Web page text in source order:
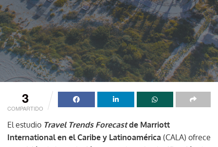
3
COMPARTIDO
El estudio Travel Trends Forecastde Marriott
International en el Caribe y Latinoamérica (CALA) ofrece